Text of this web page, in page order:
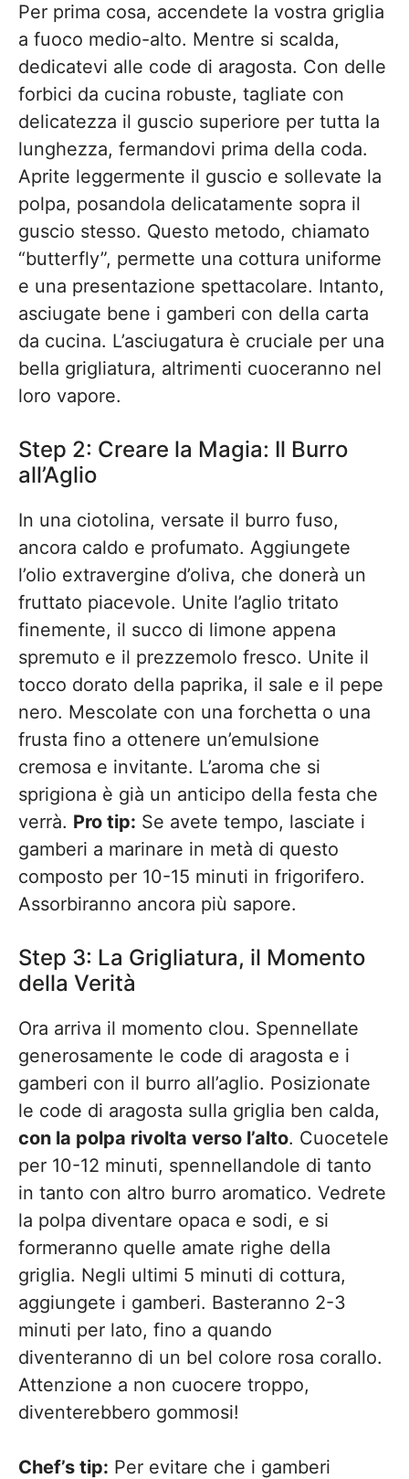
Per prima cosa, accendete la vostra griglia
a fuoco medio-alto. Mentre si scalda,
dedicatevi alle code di aragosta. Con delle
forbici da cucina robuste, tagliate con
delicatezza il guscio superiore per tutta la
lunghezza, fermandovi prima della coda.
Aprite leggermente il guscio e sollevate la
polpa, posandola delicatamente sopra il
guscio stesso. Questo metodo, chiamato
“butterfly”, permette una cottura uniforme
e una presentazione spettacolare. Intanto,
asciugate bene i gamberi con della carta
da cucina. L’asciugatura è cruciale per una
bella grigliatura, altrimenti cuoceranno nel
loro vapore.
Step 2: Creare la Magia: Il Burro
all’Aglio
In una ciotolina, versate il burro fuso,
ancora caldo e profumato. Aggiungete
l’olio extravergine d’oliva, che donerà un
fruttato piacevole. Unite l’aglio tritato
finemente, il succo di limone appena
spremuto e il prezzemolo fresco. Unite il
tocco dorato della paprika, il sale e il pepe
nero. Mescolate con una forchetta o una
frusta fino a ottenere un’emulsione
cremosa e invitante. L’aroma che si
sprigiona è già un anticipo della festa che
verrà. Pro tip: Se avete tempo, lasciate i
gamberi a marinare in metà di questo
composto per 10-15 minuti in frigorifero.
Assorbiranno ancora più sapore.
Step 3: La Grigliatura, il Momento
della Verità
Ora arriva il momento clou. Spennellate
generosamente le code di aragosta e i
gamberi con il burro all’aglio. Posizionate
le code di aragosta sulla griglia ben calda,
con la polpa rivolta verso l’alto. Cuocetele
per 10-12 minuti, spennellandole di tanto
in tanto con altro burro aromatico. Vedrete
la polpa diventare opaca e sodi, e si
formeranno quelle amate righe della
griglia. Negli ultimi 5 minuti di cottura,
aggiungete i gamberi. Basteranno 2-3
minuti per lato, fino a quando
diventeranno di un bel colore rosa corallo.
Attenzione a non cuocere troppo,
diventerebbero gommosi!
Chef’s tip: Per evitare che i gamberi